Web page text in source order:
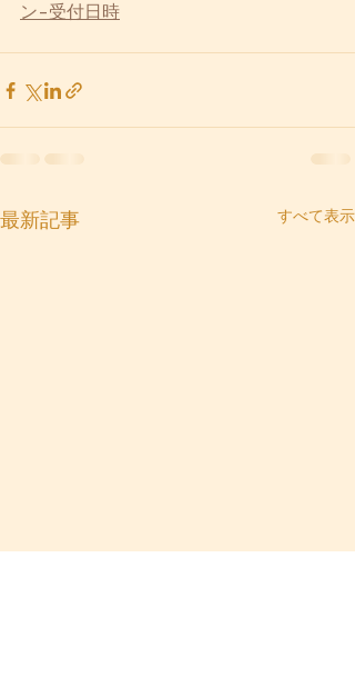
ン-受付日時
最新記事 すべて表示